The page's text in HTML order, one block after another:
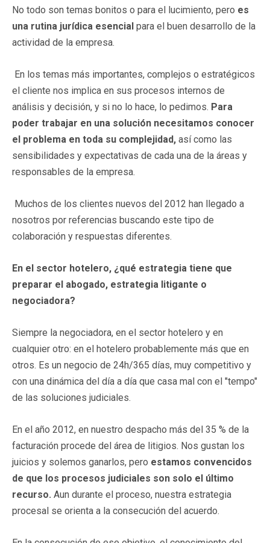
No todo son temas bonitos o para el lucimiento, pero es
una rutina jurídica esencial para el buen desarrollo de la
actividad de la empresa.
En los temas más importantes, complejos o estratégicos
el cliente nos implica en sus procesos internos de
análisis y decisión, y si no lo hace, lo pedimos. Para
poder trabajar en una solución necesitamos conocer
el problema en toda su complejidad, así como las
sensibilidades y expectativas de cada una de la áreas y
responsables de la empresa.
Muchos de los clientes nuevos del 2012 han llegado a
nosotros por referencias buscando este tipo de
colaboración y respuestas diferentes.
En el sector hotelero, ¿qué estrategia tiene que
preparar el abogado, estrategia litigante o
negociadora?
Siempre la negociadora, en el sector hotelero y en
cualquier otro: en el hotelero probablemente más que en
otros. Es un negocio de 24h/365 días, muy competitivo y
con una dinámica del día a día que casa mal con el "tempo"
de las soluciones judiciales.
En el año 2012, en nuestro despacho más del 35 % de la
facturación procede del área de litigios. Nos gustan los
juicios y solemos ganarlos, pero estamos convencidos
de que los procesos judiciales son solo el último
recurso. Aun durante el proceso, nuestra estrategia
procesal se orienta a la consecución del acuerdo.